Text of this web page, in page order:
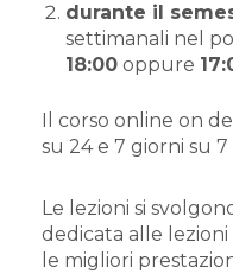
durante il
settimanali nel
18:00 oppure
Il corso online on
su 24 e 7 giorni su 7
Le lezioni si
dedicata alle
le migliori